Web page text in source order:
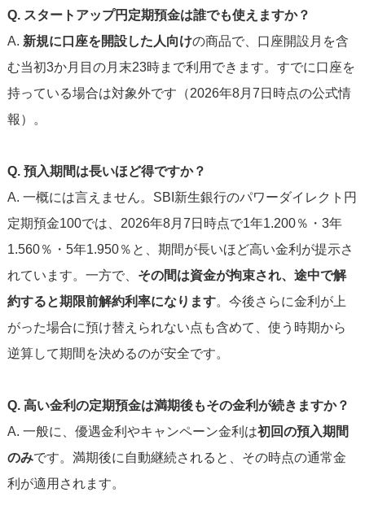
Q. スタートアップ円定期預金は誰でも使えますか？
A. 新規に口座を開設した人向けの商品で、口座開設月を含
む当初3か月目の月末23時まで利用できます。すでに口座を
持っている場合は対象外です（2026年8月7日時点の公式情
報）。
Q. 預入期間は長いほど得ですか？
A. 一概には言えません。SBI新生銀行のパワーダイレクト円
定期預金100では、2026年8月7日時点で1年1.200％・3年
1.560％・5年1.950％と、期間が長いほど高い金利が提示さ
れています。一方で、 その間は資金が拘束され、途中で解
約すると期限前解約利率になります。今後さらに金利が上
がった場合に預け替えられない点も含めて、使う時期から
逆算して期間を決めるのが安全です。
Q. 高い金利の定期預金は満期後もその金利が続きますか？
A. 一般に、優遇金利やキャンペーン金利は初回の預入期間
のみです。満期後に自動継続されると、その時点の通常金
利が適用されます。